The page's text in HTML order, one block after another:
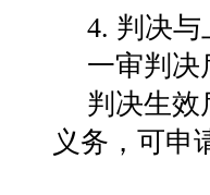
4. 判决与
一审判决
判决生效
义务，可申